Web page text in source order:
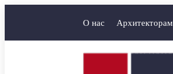
О нас Архитекторам